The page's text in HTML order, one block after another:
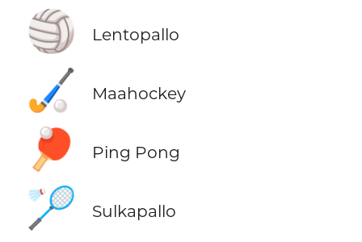
🏐 Lentopallo
🏑 Maahockey
🏓 Ping Pong
🏸 Sulkapallo